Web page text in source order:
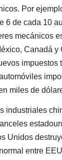
Por
6 de cada 10
mecánicos
Canadá y
impuestos
miles de
industriales
Unidos
entre